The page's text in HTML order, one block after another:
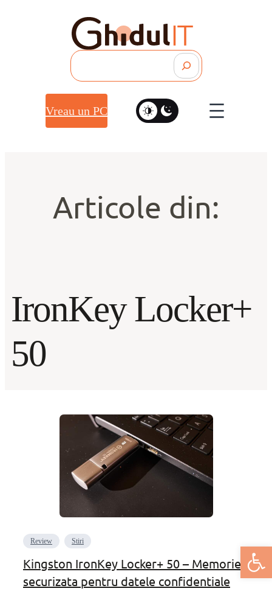
Deschide
Vreau un PC
Articole din:
IronKey Locker+
50
Review Stiri
Kingston IronKey Locker+ 50 – Memorie
securizata pentru datele confidentiale